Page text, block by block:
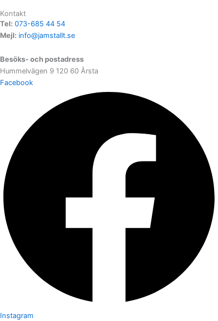
Kontakt
Tel: 073-685 44 54
Mejl: info@jamstallt.se
Besöks- och postadress
Hummelvägen 9 120 60 Årsta
Facebook
Instagram